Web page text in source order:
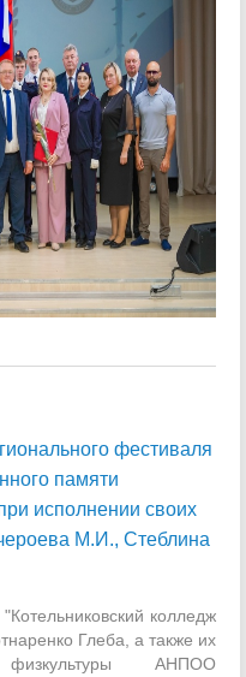
фестиваля
памяти
исполнении своих
М.И., Стеблина
колледж
Глеба, а также их
АНПОО